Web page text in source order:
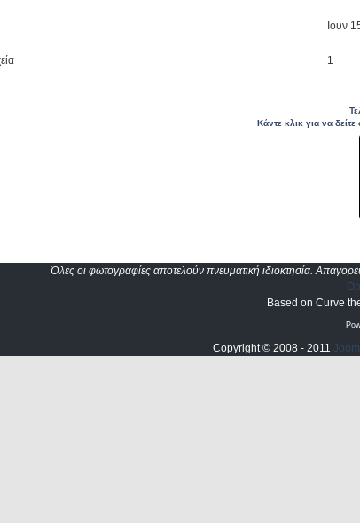
Ιουν
1
Κάντε κλικ για να
Όλες οι φωτογραφίες αποτελούν πνευματική ιδιοκτησία.
Based on Curve
Copyright © 2008 - 2011